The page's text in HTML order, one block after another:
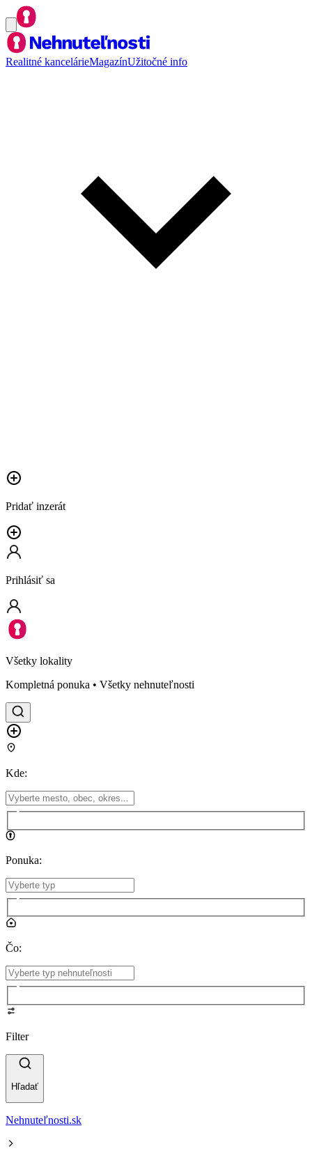
Realitné kancelárieMagazínUžitočné info
Pridať inzerát
Prihlásiť sa
Všetky lokality
Kompletná ponuka • Všetky nehnuteľnosti
Kde:
Ponuka:
Čo:
Filter
Hľadať
Nehnuteľnosti.sk